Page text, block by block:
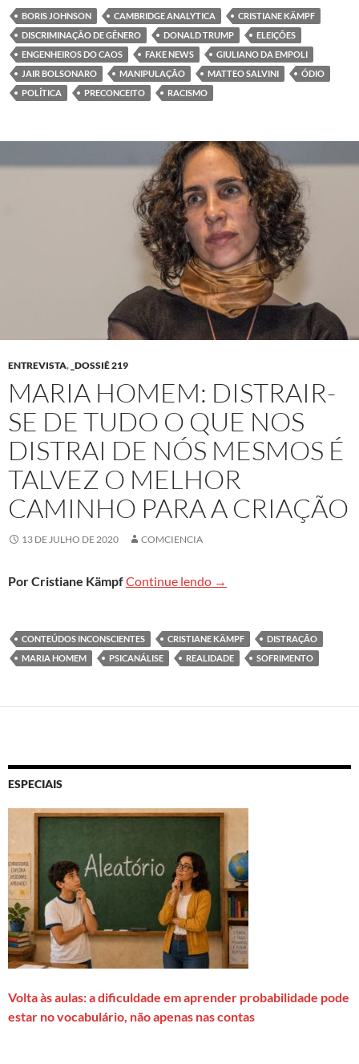
BORIS JOHNSON CAMBRIDGE ANALYTICA
CRISTIANE KÄMPF
DISCRIMINAÇÃO DE GÊNERO
DONALD TRUMP
ELEIÇÕES
ENGENHEIROS DO CAOS
FAKE NEWS
GIULIANO DA EMPOLI
JAIR BOLSONARO
MANIPULAÇÃO MATTEO SALVINI
ÓDIO
POLÍTICA
PRECONCEITO RACISMO
ENTREVISTA, _DOSSIÊ 219
MARIA HOMEM: DISTRAIR-
SE DE TUDO O QUE NOS
DISTRAI DE NÓS MESMOS É
TALVEZ O MELHOR
CAMINHO PARA A CRIAÇÃO
13 DE JULHO DE 2020 COMCIENCIA
Por Cristiane KämpfContinue lendo Maria Homem: Distrair-
→
CONTEÚDOS INCONSCIENTES CRISTIANE KÄMPF
DISTRAÇÃO
MARIA HOMEM
PSICANÁLISE REALIDADE SOFRIMENTO
ESPECIAIS
Volta às aulas: a dificuldade em aprender probabilidade pode
estar no vocabulário, não apenas nas contas